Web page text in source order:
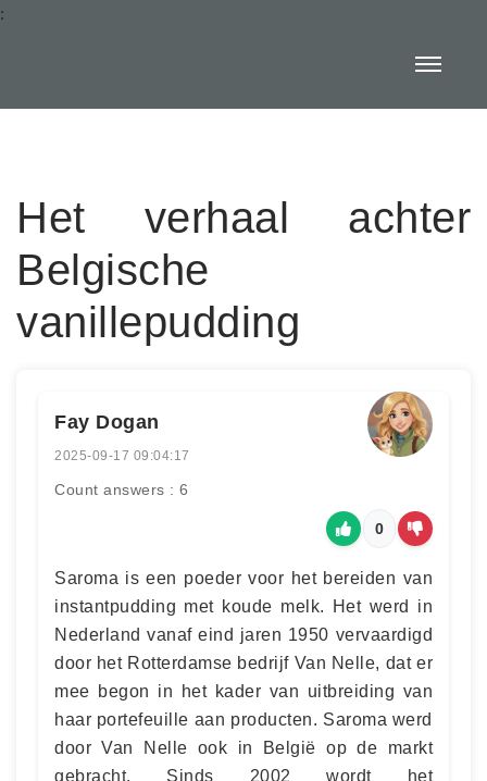
:
Het verhaal achter
Belgische
vanillepudding
Fay Dogan
2025-09-17 09:04:17
Count answers : 6
0
Saroma is een poeder voor het bereiden van
instantpudding met koude melk. Het werd in
Nederland vanaf eind jaren 1950 vervaardigd
door het Rotterdamse bedrijf Van Nelle, dat er
mee begon in het kader van uitbreiding van
haar portefeuille aan producten. Saroma werd
door Van Nelle ook in België op de markt
gebracht. Sinds 2002 wordt het